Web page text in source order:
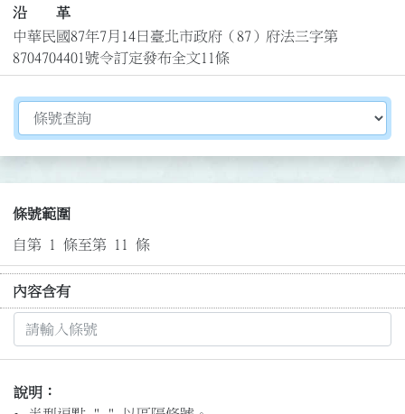
沿 革
中華民國87年7月14日臺北市政府（87）府法三字第
8704704401號令訂定發布全文11條
切換選擇法規資訊內容
條號範圍
自第 1 條至第 11 條
內容含有
說明：